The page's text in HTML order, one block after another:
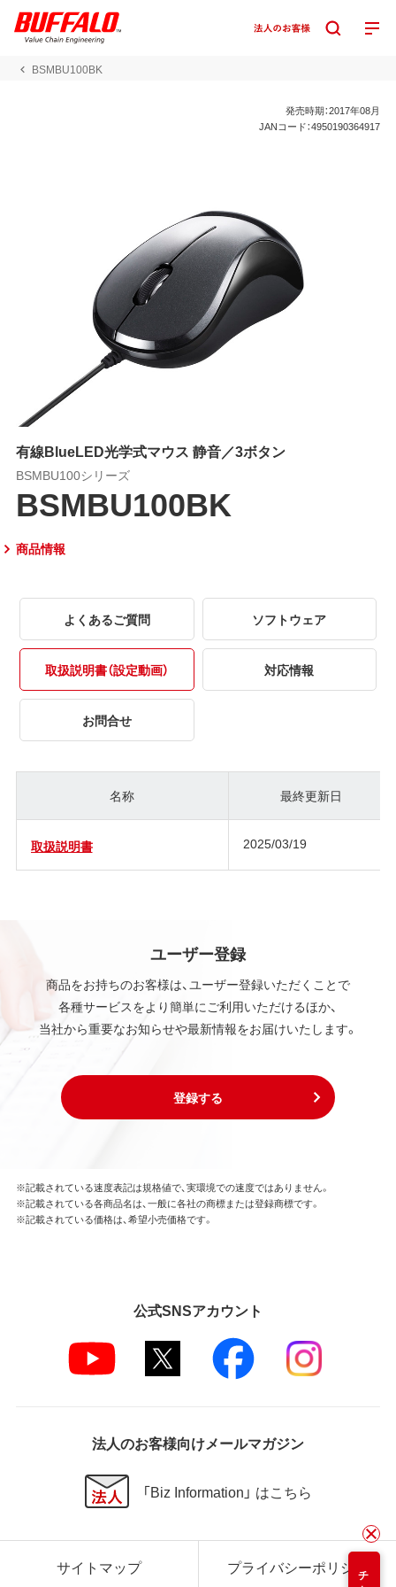
BSMBU100BK
発売時期：2017年08月
JANコード：4950190364917
有線BlueLED光学式マウス 静音／3ボタン
BSMBU100シリーズ
BSMBU100BK
商品情報
よくあるご質問 ソフトウェア
取扱説明書（設定動画） 対応情報
お問合せ
名称 最終更新日
取扱説明書 2025/03/19
ユーザー登録
商品をお持ちのお客様は、ユーザー登録いただくことで
各種サービスをより簡単にご利用いただけるほか、
当社から重要なお知らせや最新情報をお届けいたします。
登録する
※記載されている速度表記は規格値で、実環境での速度ではありません。
※記載されている各商品名は、一般に各社の商標または登録商標です。
※記載されている価格は、希望小売価格です。
公式SNSアカウント
法人のお客様向けメールマガジン
「Biz Information」 はこちら
サイトマップ プライバシーポリシー